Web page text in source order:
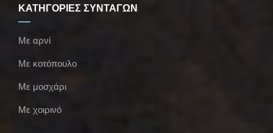
ΚΑΤΗΓΟΡΙΕΣ ΣΥΝΤΑΓΩΝ
Με αρνί
Με κοτόπουλο
Με μοσχάρι
Με χοιρινό